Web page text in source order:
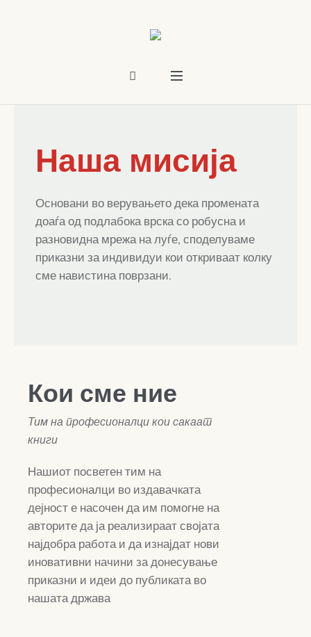
Наша мисија
Основани во верувањето дека промената
доаѓа од подлабока врска со робусна и
разновидна мрежа на луѓе, споделуваме
приказни за индивидуи кои откриваат колку
сме навистина поврзани.
Кои сме ние
Тим на професионалци кои сакаат
книги
Нашиот посветен тим на
професионалци во издавачката
дејност е насочен да им помогне на
авторите да ја реализираат својата
најдобра работа и да изнајдат нови
иновативни начини за донесување
приказни и идеи до публиката во
нашата држава